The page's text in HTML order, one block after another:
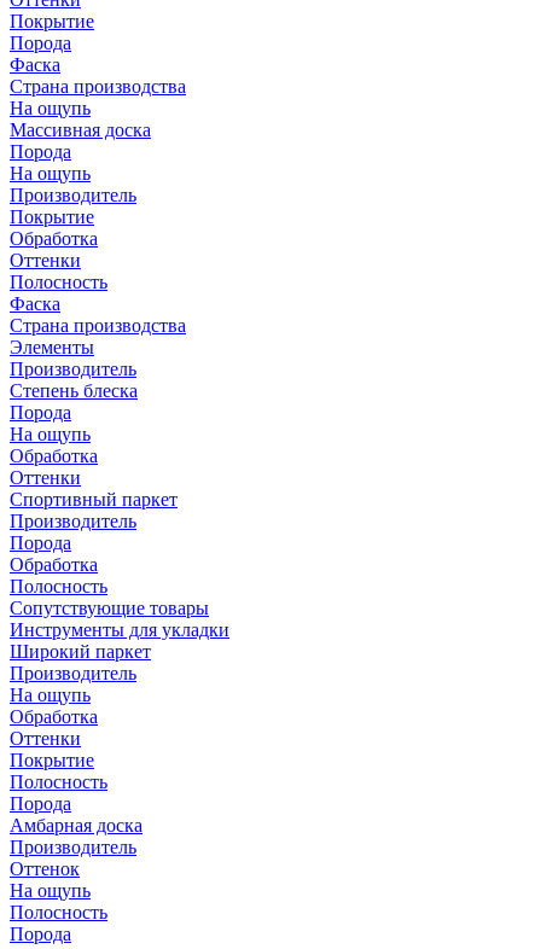
Покрытие
Порода
Фаска
Страна производства
На ощупь
Массивная доска
Порода
На ощупь
Производитель
Покрытие
Обработка
Оттенки
Полосность
Фаска
Страна производства
Элементы
Производитель
Степень блеска
Порода
На ощупь
Обработка
Оттенки
Спортивный паркет
Производитель
Порода
Обработка
Полосность
Сопутствующие товары
Инструменты для укладки
Широкий паркет
Производитель
На ощупь
Обработка
Оттенки
Покрытие
Полосность
Порода
Амбарная доска
Производитель
Оттенок
На ощупь
Полосность
Порода